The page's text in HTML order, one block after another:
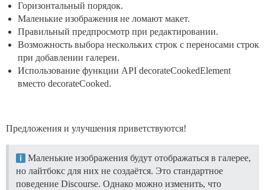
Горизонтальный порядок.
Маленькие изображения не ломают макет.
Правильный предпросмотр при редактировании.
Возможность выбора нескольких строк с переносами строк
при добавлении галереи.
Использование функции API decorateCookedElement
вместо decorateCooked.
Предложения и улучшения приветствуются!
Маленькие изображения будут отображаться в галерее,
но лайтбокс для них не создаётся. Это стандартное
поведение Discourse. Однако можно изменить, что